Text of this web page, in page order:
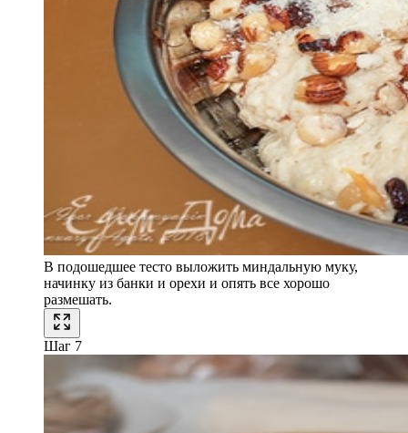
В подошедшее тесто выложить миндальную муку,
начинку из банки и орехи и опять все хорошо
размешать.
Шаг 7